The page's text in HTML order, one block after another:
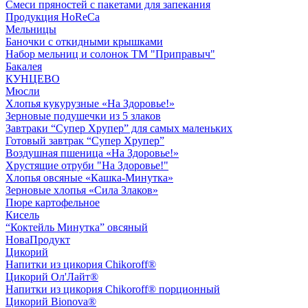
Смеси пряностей с пакетами для запекания
Продукция HoReCa
Мельницы
Баночки с откидными крышками
Набор мельниц и солонок ТМ "Приправыч"
Бакалея
КУНЦЕВО
Мюсли
Хлопья кукурузные «На Здоровье!»
Зерновые подушечки из 5 злаков
Завтраки “Супер Хрупер” для самых маленьких
Готовый завтрак “Супер Хрупер”
Воздушная пшеница «На Здоровье!»
Хрустящие отруби "На Здоровье!"
Хлопья овсяные «Кашка-Минутка»
Зерновые хлопья «Сила Злаков»
Пюре картофельное
Кисель
“Коктейль Минутка” овсяный
НоваПродукт
Цикорий
Напитки из цикория Chikoroff®
Цикорий Ол'Лайт®
Напитки из цикория Chikoroff® порционный
Цикорий Bionova®